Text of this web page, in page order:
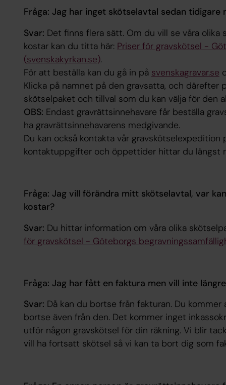
Fråga: Jag har inget skötselavtal sedan tidigare
Svar: Det finns flera sätt. Om du vill se våra
kostar kan du titta här: Priser för gravskötsel -
(svenskakyrkan.se).
För att beställa kan du gå in på svenskagravar.se
Klicka på namnet på den gravsatta, och därefter
skötselpaket och tillval som du kan välja för den
OBS: Endast gravrättsinnehavare får beställa
ha gravrättsinnehavarens medgivande.
Du kan också kontakta vår
kontaktuppgifter och öppettider hittar du längst
Fråga: Jag vill förändra mitt skötselavtal, var
kostar?
Svar: Du hittar information om våra olika
för gravskötsel - Göteborgs
Fråga: Jag har fått en faktura men vill inte
Svar: Då kan du bortse från fakturan. Du
bortse även från den. Det kommer inget
utför någon gravskötsel för din räkning. Vi blir
vill ha fortsatt skötsel så vi kan ta bort dig som